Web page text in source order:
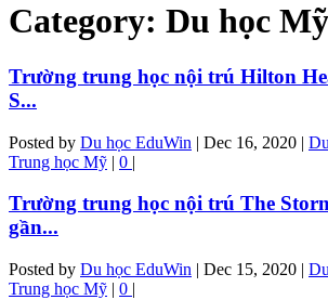
Category: Du học Mỹ
Trường trung học nội trú Hilton
S...
Posted by Du học EduWin | Dec 16, 2020 |
Trung học Mỹ | 0 |
Trường trung học nội trú The
gần...
Posted by Du học EduWin | Dec 15, 2020 |
Trung học Mỹ | 0 |